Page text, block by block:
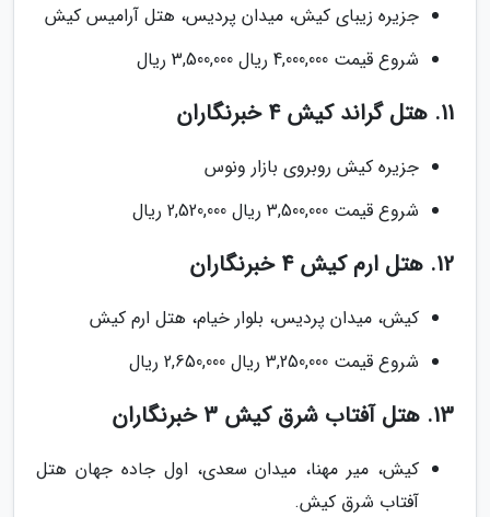
جزیره زیبای کیش، میدان پردیس، هتل آرامیس کیش
شروع قیمت 4,000,000 ریال 3,500,000 ریال
11. هتل گراند کیش 4 خبرنگاران
جزیره کیش روبروی بازار ونوس
شروع قیمت 3,500,000 ریال 2,520,000 ریال
12. هتل ارم کیش 4 خبرنگاران
کیش، میدان پردیس، بلوار خیام، هتل ارم کیش
شروع قیمت 3,250,000 ریال 2,650,000 ریال
13. هتل آفتاب شرق کیش 3 خبرنگاران
کیش، میر مهنا، میدان سعدی، اول جاده جهان هتل
آفتاب شرق کیش.